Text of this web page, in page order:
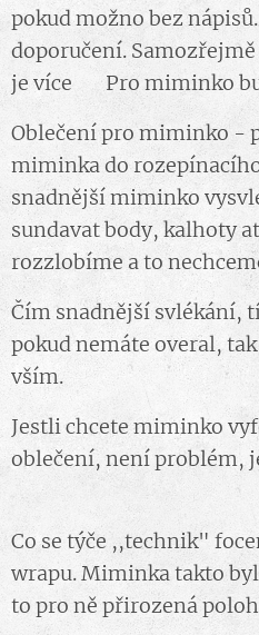
pokud možno bez
doporučení.
je více ☺️ Pro miminko
Oblečení pro miminko -
miminka do
snadnější miminko
sundavat body, kalhoty
rozzlobíme a to
Čím snadnější svlékání,
pokud nemáte overal,
vším.
Jestli chcete miminko
oblečení, není problém,
🙃
Co se týče ,,technik"
wrapu. Miminka takto
to pro ně přirozená